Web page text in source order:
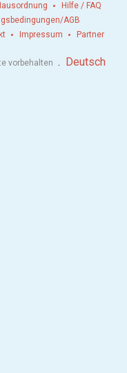
Hilfe / FAQ
AGB
Impressum Partner
vorbehalten . Deutsch